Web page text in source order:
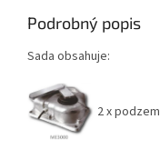
Podrobný popis
Sada obsahuje:
2 x